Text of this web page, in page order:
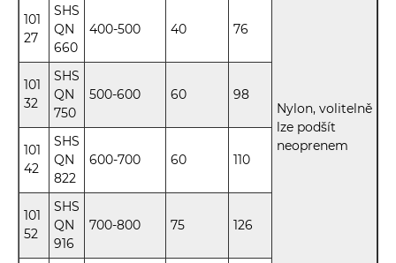
Nylon, volitelně
lze podšít
neoprenem
101
27
SHS
QN
660
400-500 40 76
101
32
SHS
QN
750
500-600 60 98
101
42
SHS
QN
822
600-700 60 110
101
52
SHS
QN
916
700-800 75 126